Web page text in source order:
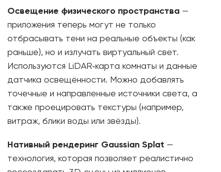
Освещение физического пространства —
приложения теперь могут не только
отбрасывать тени на реальные объекты (как
раньше), но и излучать виртуальный свет.
Используются LiDAR‑карта комнаты и данные
датчика освещённости. Можно добавлять
точечные и направленные источники света, а
также проецировать текстуры (например,
витраж, блики воды или звёзды).
Нативный рендеринг Gaussian Splat —
технология, которая позволяет реалистично